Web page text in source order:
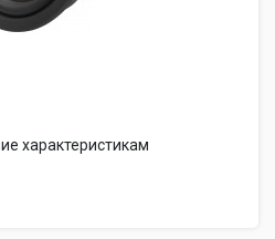
характеристикам